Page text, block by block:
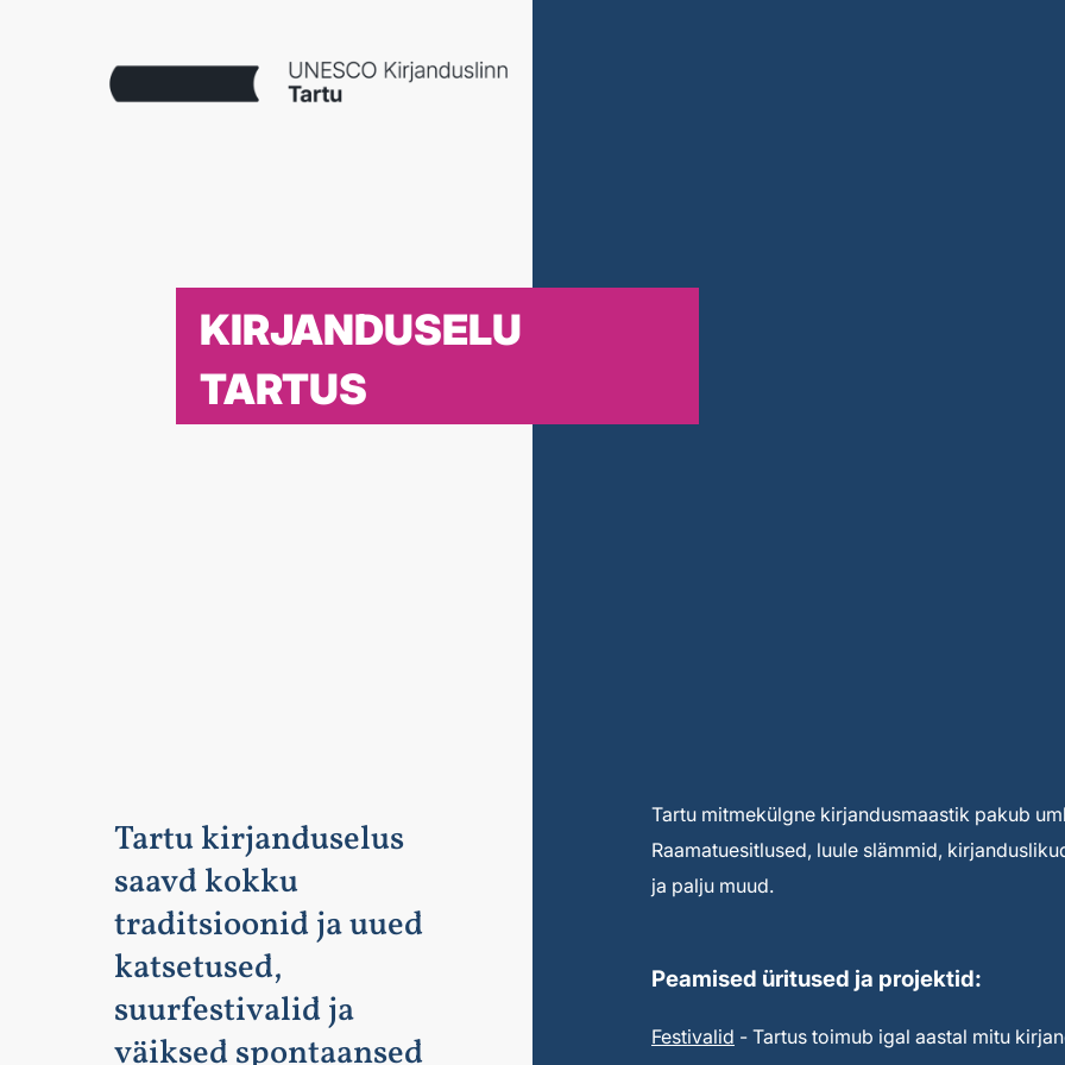
KIRJANDUSELU
TARTUS
Tartu kirjanduselus
saavd kokku
traditsioonid ja uued
katsetused,
suurfestivalid ja
väiksed spontaansed
Tartu mitmekülgne kirjandusmaastik pakub
Raamatuesitlused, luule slämmid,
ja palju muud.
Peamised üritused ja projektid:
Festivalid - Tartus toimub igal aastal mitu